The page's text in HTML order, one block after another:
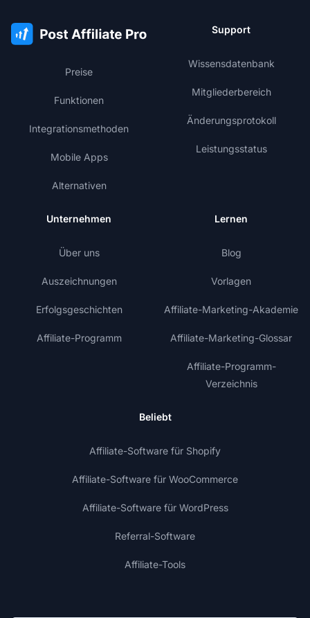
Preise
Funktionen
Integrationsmethoden
Mobile Apps
Alternativen
Support
Wissensdatenbank
Mitgliederbereich
Änderungsprotokoll
Leistungsstatus
Unternehmen
Über uns
Auszeichnungen
Erfolgsgeschichten
Affiliate-Programm
Lernen
Blog
Vorlagen
Affiliate-Marketing-Akademie
Affiliate-Marketing-Glossar
Affiliate-Programm-
Verzeichnis
Beliebt
Affiliate-Software für Shopify
Affiliate-Software für WooCommerce
Affiliate-Software für WordPress
Referral-Software
Affiliate-Tools